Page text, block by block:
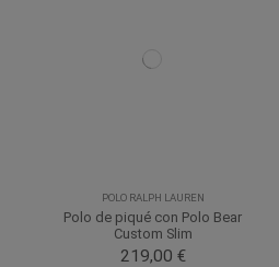
POLO RALPH LAUREN
Polo de piqué con Polo Bear
Custom Slim
219,00 €